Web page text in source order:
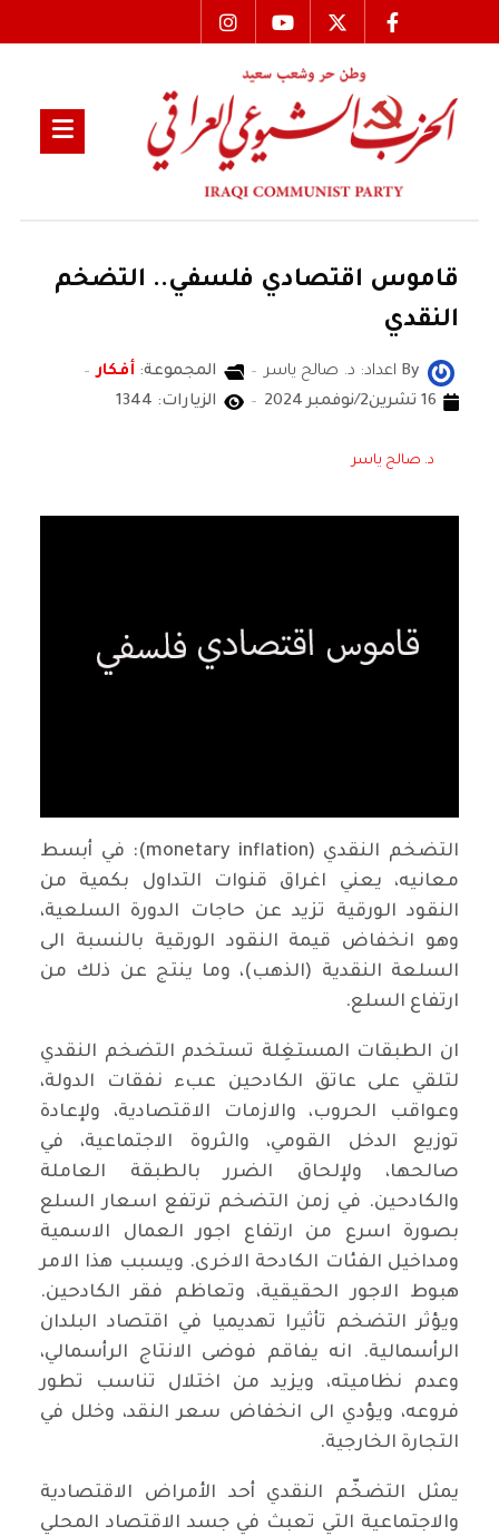
قاموس اقتصادي فلسفي.. التضخم
النقدي
By اعداد: د. صالح ياسر المجموعة: أفكار
16 تشرين2/نوفمبر 2024
الزيارات: 1344
د. صالح ياسر
التضخم النقدي (monetary inflation): في أبسط
معانيه، يعني اغراق قنوات التداول بكمية من
النقود الورقية تزيد عن حاجات الدورة السلعية،
وهو انخفاض قيمة النقود الورقية بالنسبة الى
السلعة النقدية (الذهب)، وما ينتج عن ذلك من
ارتفاع السلع.
ان الطبقات المستغِلة تستخدم التضخم النقدي
لتلقي على عاتق الكادحين عبء نفقات الدولة،
وعواقب الحروب، والازمات الاقتصادية، ولإعادة
توزيع الدخل القومي، والثروة الاجتماعية، في
صالحها، ولإلحاق الضرر بالطبقة العاملة
والكادحين. في زمن التضخم ترتفع اسعار السلع
بصورة اسرع من ارتفاع اجور العمال الاسمية
ومداخيل الفئات الكادحة الاخرى. ويسبب هذا الامر
هبوط الاجور الحقيقية، وتعاظم فقر الكادحين.
ويؤثر التضخم تأثيرا تهديميا في اقتصاد البلدان
الرأسمالية. انه يفاقم فوضى الانتاج الرأسمالي،
وعدم نظاميته، ويزيد من اختلال تناسب تطور
فروعه، ويؤدي الى انخفاض سعر النقد، وخلل في
التجارة الخارجية.
يمثل التضخّم النقدي أحد الأمراض الاقتصادية
والاجتماعية التي تعبث في جسد الاقتصاد المحلي